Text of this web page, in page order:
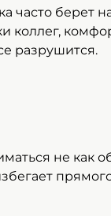
часто берет
разрушится.
не как